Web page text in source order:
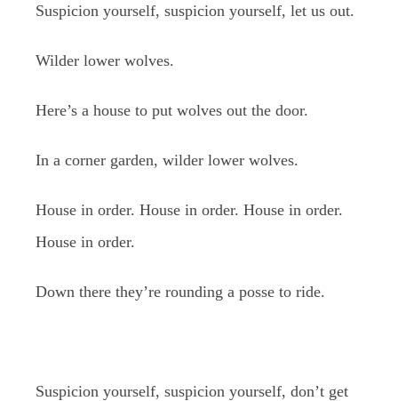
Suspicion yourself, suspicion yourself, let us out.
Wilder lower wolves.
Here’s a house to put wolves out the door.
In a corner garden, wilder lower wolves.
House in order. House in order. House in order.
House in order.
Down there they’re rounding a posse to ride.
Suspicion yourself, suspicion yourself, don’t get